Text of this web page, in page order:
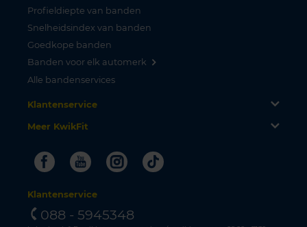
Profieldiepte van banden
Snelheidsindex van banden
Goedkope banden
Banden voor elk automerk
Alle bandenservices
Klantenservice
Meer KwikFit
FacebookYoutubeInstagram
Tiktok
Klantenservice
088 - 5945348